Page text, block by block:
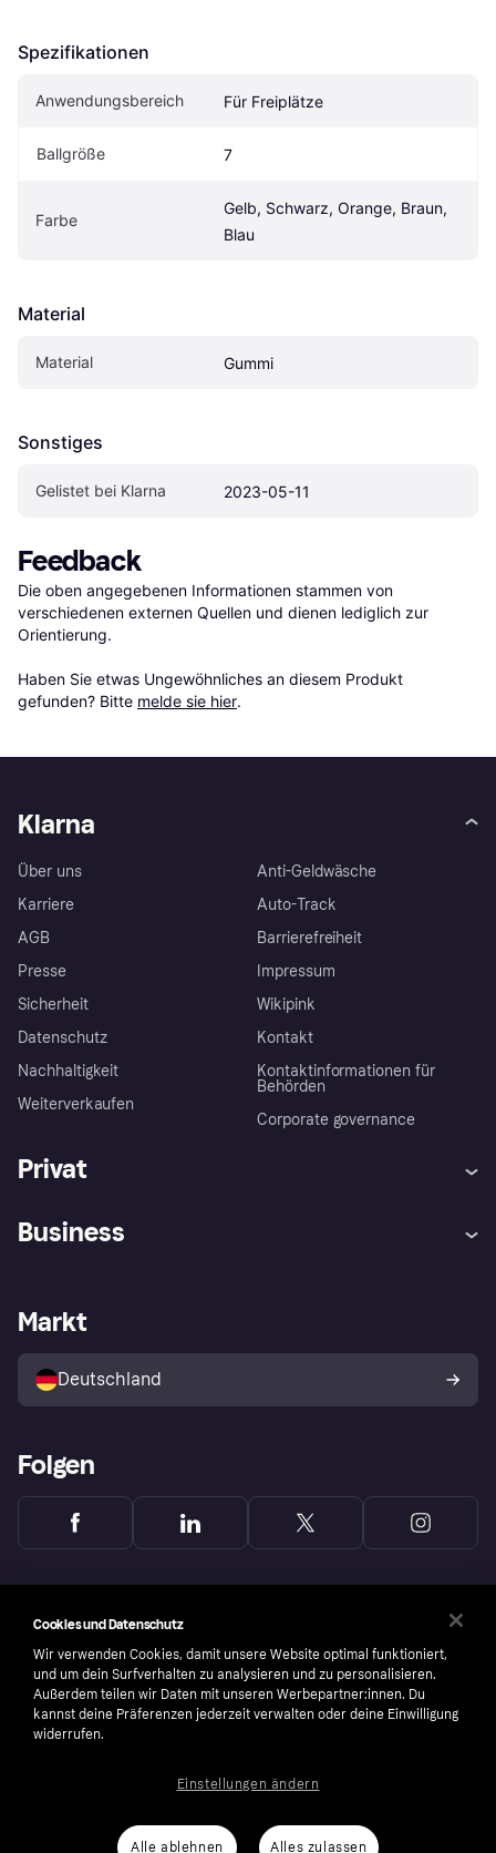
Spezifikationen
Anwendungsbereich Für Freiplätze
Ballgröße 7
Farbe
Gelb, Schwarz, Orange, Braun,
Blau
Material
Material Gummi
Sonstiges
Gelistet bei Klarna 2023-05-11
Feedback
Die oben angegebenen Informationen stammen von
verschiedenen externen Quellen und dienen lediglich zur
Orientierung.
Haben Sie etwas Ungewöhnliches an diesem Produkt
gefunden? Bitte melde sie hier.
Klarna
Über uns
Karriere
AGB
Presse
Sicherheit
Datenschutz
Nachhaltigkeit
Weiterverkaufen
Anti-Geldwäsche
Auto-Track
Barrierefreiheit
Impressum
Wikipink
Kontakt
Kontaktinformationen für
Behörden
Corporate governance
Privat
Klarna App
Shops entdecken
Käuferschutzrichtlinie
Dein Widerrufsrecht
Business
Händlerportal
Markt
Deutschland
Folgen
number: 556737-0431
Cookies und Datenschutz
Wir verwenden Cookies, damit unsere Website optimal funktioniert,
und um dein Surfverhalten zu analysieren und zu personalisieren.
Außerdem teilen wir Daten mit unseren Werbepartner:innen. Du
kannst deine Präferenzen jederzeit verwalten oder deine Einwilligung
widerrufen.
Alle ablehnen Alles zulassen
Einstellungen ändern